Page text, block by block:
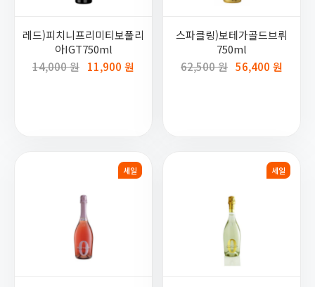
레드)피치니프리미티보풀리
아IGT750ml
14,000 원 11,900 원
스파클링)보테가골드브뤼
750ml
62,500 원 56,400 원
세일 세일